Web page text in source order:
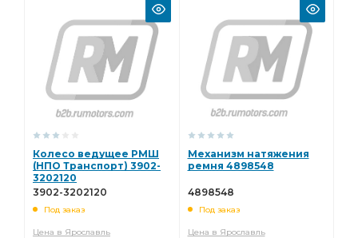
Колесо ведущее РМШ
(НПО Транспорт) 3902-
3202120
3902-3202120
Под заказ
Цена в Ярославль
Механизм натяжения
ремня 4898548
4898548
Под заказ
Цена в Ярославль